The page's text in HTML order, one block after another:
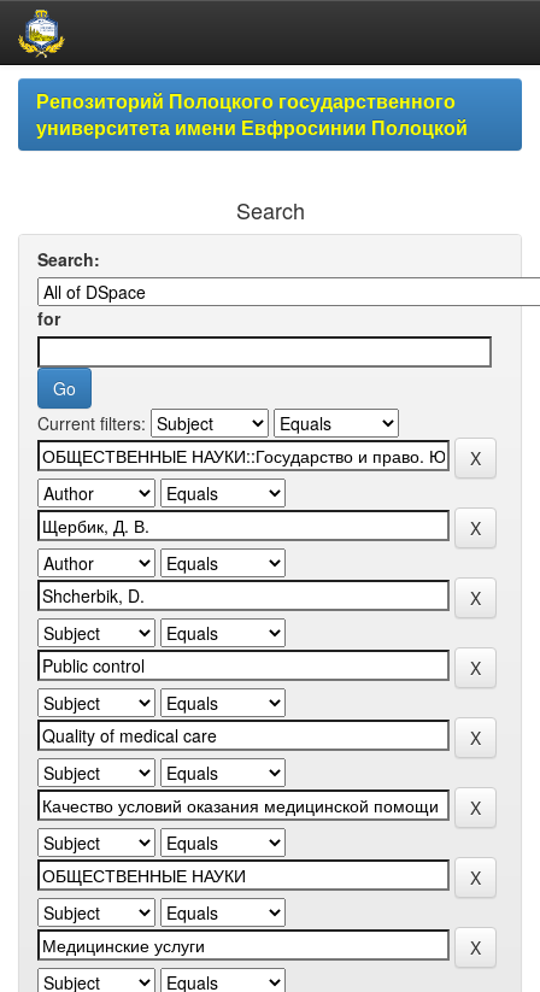
Skip
navigationРепозиторий Полоцкого государственного
университета имени Евфросинии Полоцкой
Search
Search:
for
Current filters: